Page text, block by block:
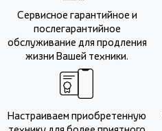
Сервисное гарантийное и
послегарантийное
обслуживание для продления
жизни Вашей техники.
Настраиваем приобретенную